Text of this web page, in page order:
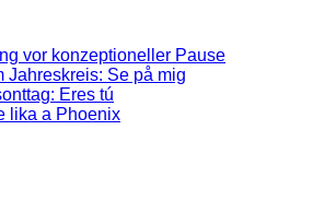
vor konzeptioneller Pause
Jahreskreis: Se på mig
Eres tú
lika a Phoenix